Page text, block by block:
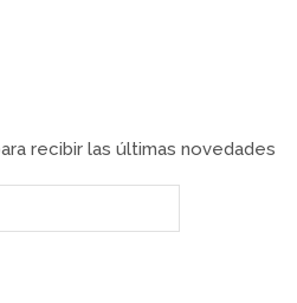
recibir las últimas novedades